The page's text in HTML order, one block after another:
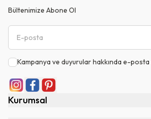
Bültenimize Abone Ol
Kampanya ve duyurular hakkında e-
Kurumsal